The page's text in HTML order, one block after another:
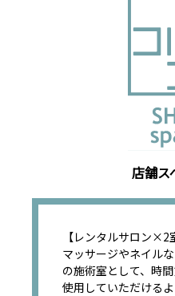
店舗ス
【レンタルサロン×2
マッサージやネイル
の施術室として、時
使用していただける